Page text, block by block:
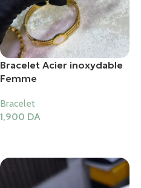
Bracelet Acier inoxydable
Femme
Bracelet
1,900 DA